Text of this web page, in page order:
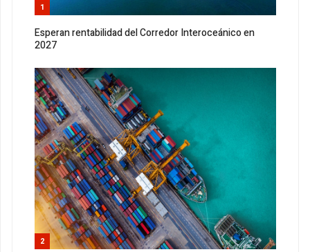
1
Esperan rentabilidad del Corredor Interoceánico en
2027
2